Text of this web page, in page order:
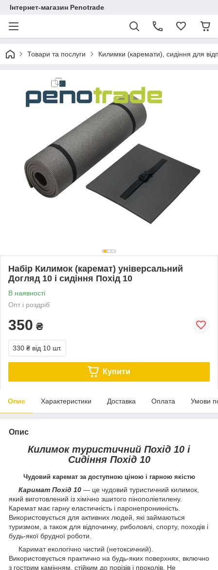
Інтернет-магазин Penotrade
Товари та послуги Килимки (каремати), сидіння для
Набір Килимок (каремат) універсальний
Догляд 10 і сидіння Похід 10
В наявності
Опт і роздріб
350 ₴
330 ₴ від 10 шт.
Купити
Опис Характеристики Доставка Оплата Умови
Опис
Килимок туристичний Похід 10 і
Сидіння Похід 10
Чудовий каремат за доступною ціною і гарною якістю
Каримат Похід 10 — це чудовий туристичний килимок,
який виготовлений із хімічно зшитого пінополіетилену.
Каремат має гарну еластичність і паронепроникність.
Використовується для активних людей, які займаються
туризмом, а також для відпочинку, риболовлі, спорту, походів і
будь-якої брудної роботи.
Каримат екологічно чистий (нетоксичний).
Використовується практично на будь-яких поверхнях, включно
з гострим камінням, стійким до порізів і проколів. Не